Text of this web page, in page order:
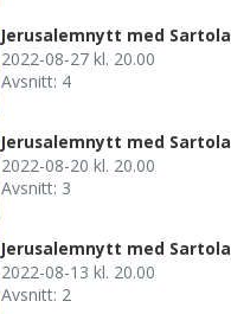
Jerusalemnytt med Sartola
2022-08-27 kl. 20.00
Avsnitt: 4
Jerusalemnytt med Sartola
2022-08-20 kl. 20.00
Avsnitt: 3
Jerusalemnytt med Sartola
2022-08-13 kl. 20.00
Avsnitt: 2